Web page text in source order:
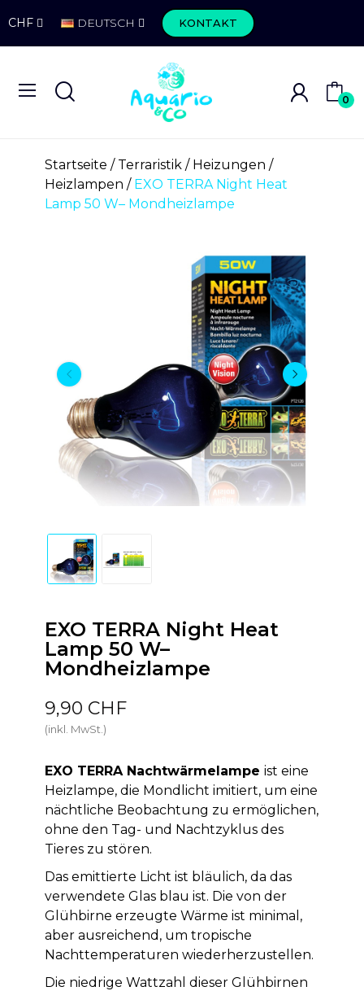
CHF DEUTSCH KONTAKT
0
Startseite Terraristik
Heizungen
Heizlampen
EXO TERRA Night Heat
Lamp 50 W– Mondheizlampe
EXO TERRA Night Heat
Lamp 50 W–
Mondheizlampe
9,90 CHF
(inkl. MwSt.)
EXO TERRA Nachtwärmelampe ist eine
Heizlampe, die Mondlicht imitiert, um eine
nächtliche Beobachtung zu ermöglichen,
ohne den Tag- und Nachtzyklus des
Tieres zu stören.
Das emittierte Licht ist bläulich, da das
verwendete Glas blau ist. Die von der
Glühbirne erzeugte Wärme ist minimal,
aber ausreichend, um tropische
Nachttemperaturen wiederherzustellen.
Die niedrige Wattzahl dieser Glühbirnen